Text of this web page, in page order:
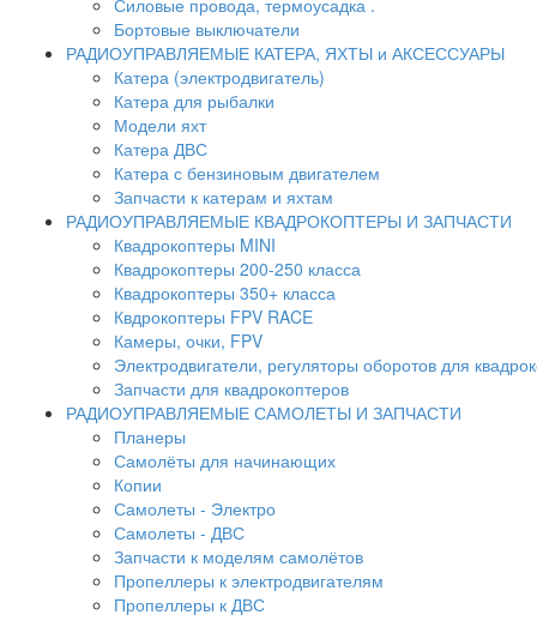
Силовые провода, термоусадка .
Бортовые выключатели
РАДИОУПРАВЛЯЕМЫЕ КАТЕРА, ЯХТЫ и АКСЕССУАРЫ
Катера (электродвигатель)
Катера для рыбалки
Модели яхт
Катера ДВС
Катера с бензиновым двигателем
Запчасти к катерам и яхтам
РАДИОУПРАВЛЯЕМЫЕ КВАДРОКОПТЕРЫ И ЗАПЧАСТИ
Квадрокоптеры MINI
Квадрокоптеры 200-250 класса
Квадрокоптеры 350+ класса
Квдрокоптеры FPV RACE
Камеры, очки, FPV
Электродвигатели, регуляторы оборотов для
Запчасти для квадрокоптеров
РАДИОУПРАВЛЯЕМЫЕ САМОЛЕТЫ И ЗАПЧАСТИ
Планеры
Самолёты для начинающих
Копии
Самолеты - Электро
Самолеты - ДВС
Запчасти к моделям самолётов
Пропеллеры к электродвигателям
Пропеллеры к ДВС